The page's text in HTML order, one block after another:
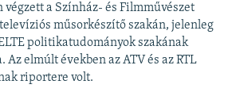
végzett a Színház- és Filmművészet
műsorkészítő szakán, jelenleg
politikatudományok szakának
Az elmúlt években az ATV és az RTL
riportere volt.